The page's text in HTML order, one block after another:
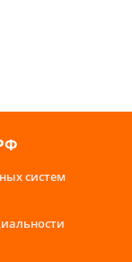
систем